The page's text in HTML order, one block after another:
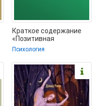
Краткое содержание
«Позитивная
иррациональность» -
(лучшие
Психология